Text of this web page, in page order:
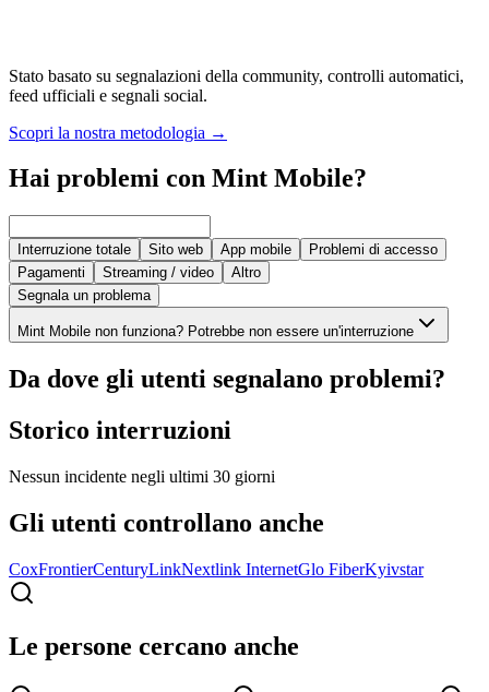
Stato basato su segnalazioni della community, controlli automatici,
feed ufficiali e segnali social.
Scopri la nostra metodologia →
Hai problemi con Mint Mobile?
Interruzione totale Sito web App mobile
Problemi di accesso
Pagamenti
Streaming / video
Altro
Segnala un problema
Mint Mobile non funziona? Potrebbe non essere un'interruzione
Da dove gli utenti segnalano problemi?
Storico interruzioni
Nessun incidente negli ultimi 30 giorni
Gli utenti controllano anche
CoxFrontierCenturyLinkNextlink InternetGlo FiberKyivstar
Le persone cercano anche